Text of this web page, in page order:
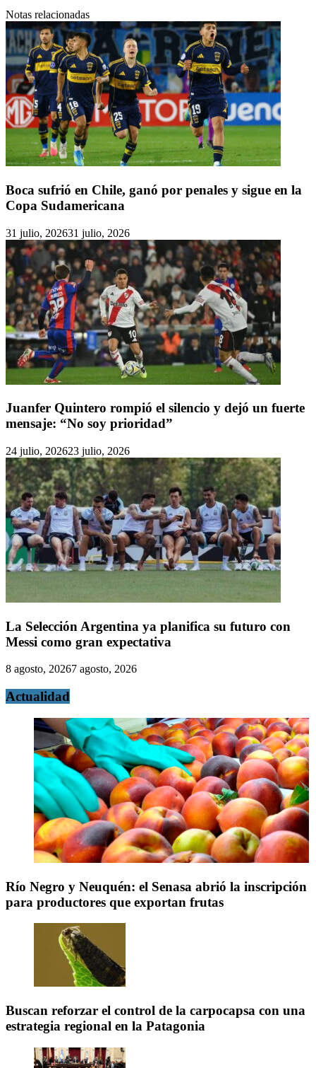
Notas relacionadas
Boca sufrió en Chile, ganó por penales y sigue en la
Copa Sudamericana
31 julio, 202631 julio, 2026
Juanfer Quintero rompió el silencio y dejó un fuerte
mensaje: “No soy prioridad”
24 julio, 202623 julio, 2026
La Selección Argentina ya planifica su futuro con
Messi como gran expectativa
8 agosto, 20267 agosto, 2026
Actualidad
Río Negro y Neuquén: el Senasa abrió la inscripción
para productores que exportan frutas
Buscan reforzar el control de la carpocapsa con una
estrategia regional en la Patagonia